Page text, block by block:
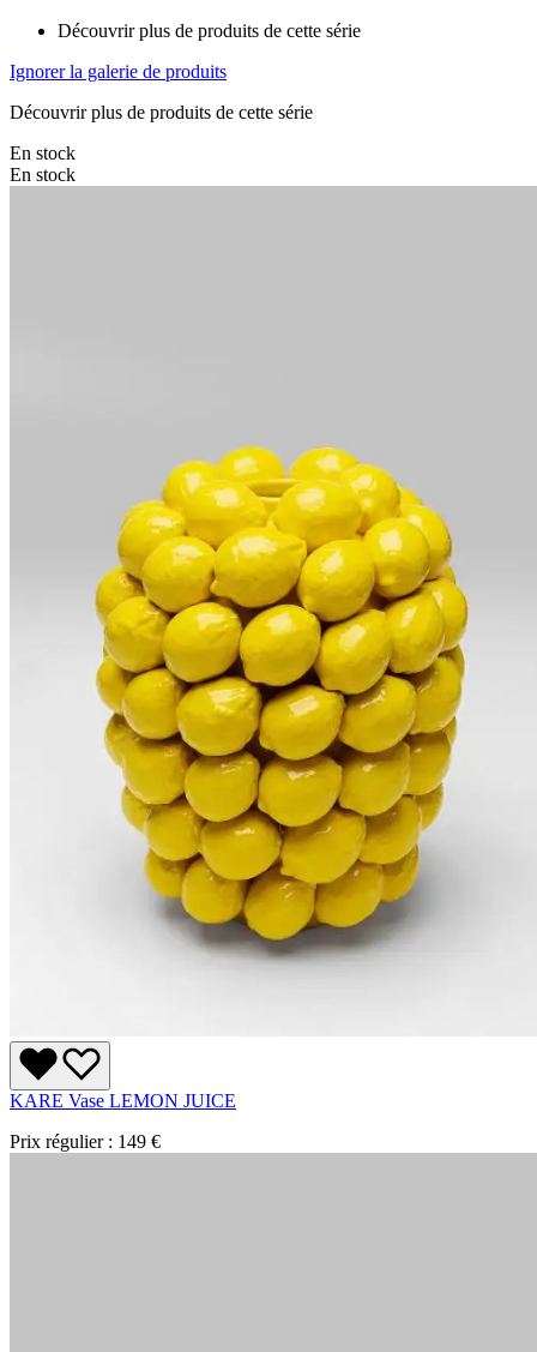
Découvrir plus de produits de cette série
Ignorer la galerie de produits
Découvrir plus de produits de cette série
En stock
En stock
KARE Vase LEMON JUICE
Prix régulier : 149 €